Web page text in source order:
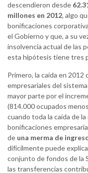
descendieron desde
millones en 2012, algo
bonificaciones
el Gobierno y que, a su
insolvencia actual de las
esta hipótesis tiene tres
Primero, la caída en
empresariales del
mayor parte por el
(814.000 ocupados
cuando toda la caída de
bonificaciones
de una merma de
difícilmente puede
conjunto de fondos de la
las transferencias